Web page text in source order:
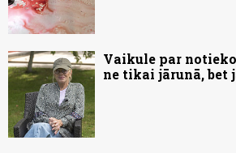
Vaikule par
ne tikai jārunā, bet